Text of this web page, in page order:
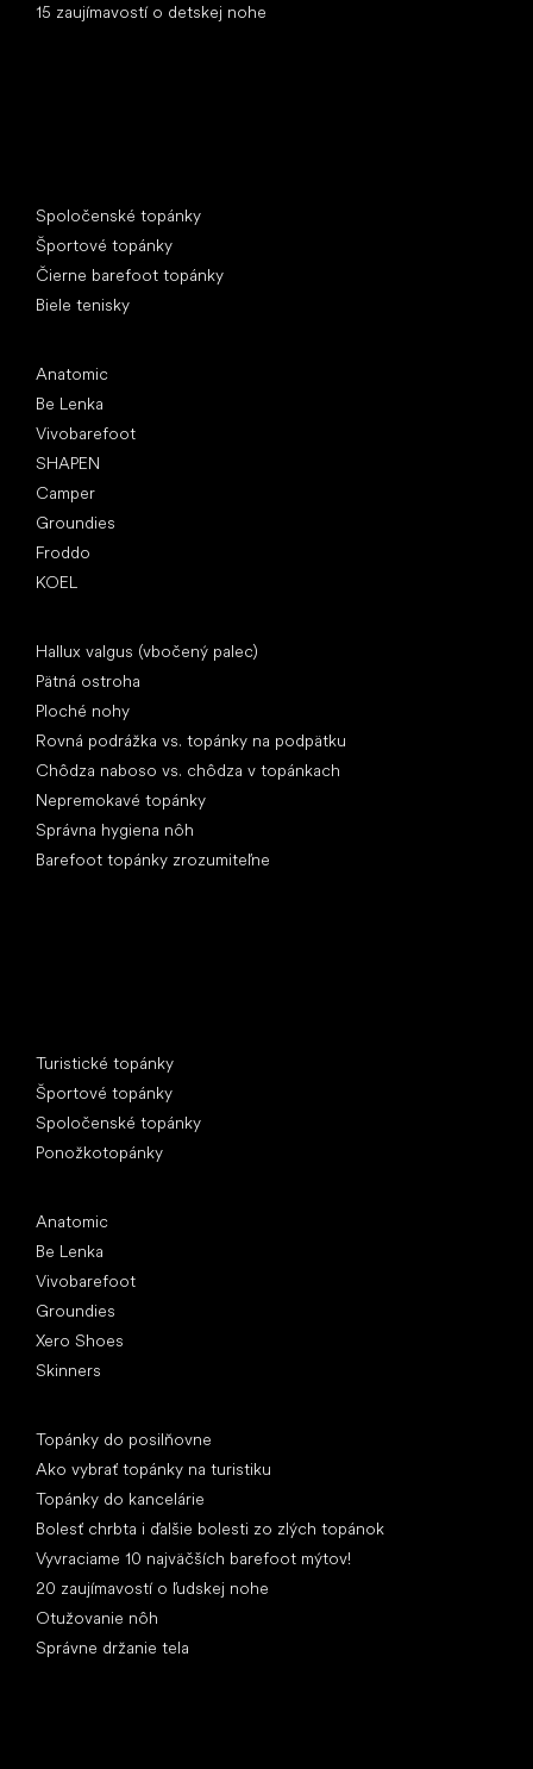
15 zaujímavostí o detskej nohe
Spoločenské topánky
Športové topánky
Čierne barefoot topánky
Biele tenisky
Anatomic
Be Lenka
Vivobarefoot
SHAPEN
Camper
Groundies
Froddo
KOEL
Hallux valgus (vbočený palec)
Pätná ostroha
Ploché nohy
Rovná podrážka vs. topánky na podpätku
Chôdza naboso vs. chôdza v topánkach
Nepremokavé topánky
Správna hygiena nôh
Barefoot topánky zrozumiteľne
Turistické topánky
Športové topánky
Spoločenské topánky
Ponožkotopánky
Anatomic
Be Lenka
Vivobarefoot
Groundies
Xero Shoes
Skinners
Topánky do posilňovne
Ako vybrať topánky na turistiku
Topánky do kancelárie
Bolesť chrbta i ďalšie bolesti zo zlých topánok
Vyvraciame 10 najväčších barefoot mýtov!
20 zaujímavostí o ľudskej nohe
Otužovanie nôh
Správne držanie tela